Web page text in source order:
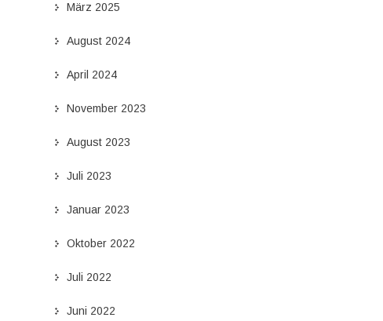
März 2025
August 2024
April 2024
November 2023
August 2023
Juli 2023
Januar 2023
Oktober 2022
Juli 2022
Juni 2022